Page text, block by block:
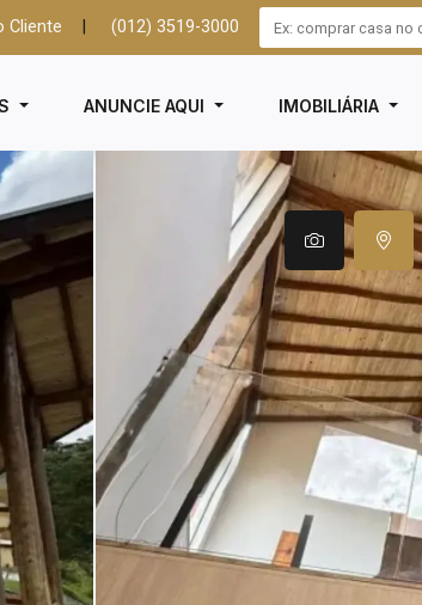
Cliente (012) 3519-3000
ANUNCIE AQUI IMOBILIÁRIA